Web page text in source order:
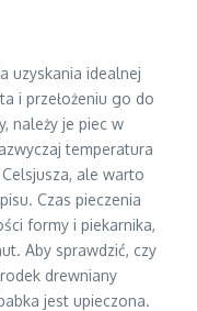
uzyskania idealnej
i przełożeniu go do
należy je piec w
temperatura
ale warto
Czas pieczenia
formy i piekarnika,
Aby sprawdzić, czy
drewniany
jest upieczona.